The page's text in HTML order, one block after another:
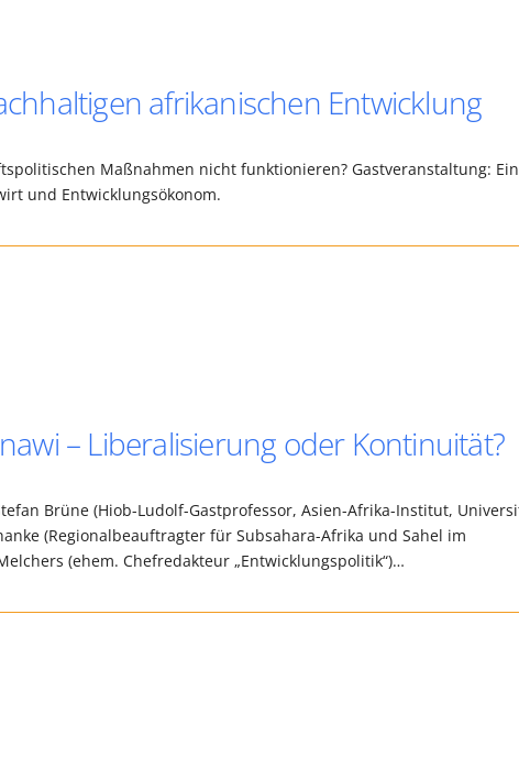
afrikanischen Entwicklung
Maßnahmen nicht funktionieren? Gastveranstaltung:
und Entwicklungsökonom.
– Liberalisierung oder Kontinuität?
Stefan Brüne (Hiob-Ludolf-Gastprofessor, Asien-Afrika-Institut,
(Regionalbeauftragter für Subsahara-Afrika und Sahel im
(ehem. Chefredakteur „Entwicklungspolitik“)…